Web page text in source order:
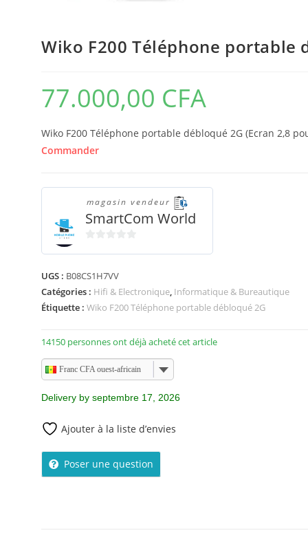
Wiko F200 Téléphone portable
77.000,00 CFA
Wiko F200 Téléphone portable débloqué 2G (Ecran 2,8
Commander
magasin vendeur
SmartCom World
u
r
5
UGS : B08CS1H7VV
Catégories : Hifi & Electronique Informatique & Bureautique
Étiquette : Wiko F200 Téléphone portable débloqué 2G
14150 personnes ont déjà acheté cet article
Franc CFA ouest-africain
Delivery by septembre 17, 2026
Ajouter à la liste d’envies
Poser une question